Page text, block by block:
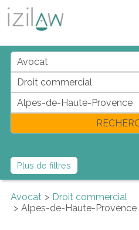
jdadi
fl
Plus de filtres
Avocat
Droit commercial
Alpes-de-Haute-Provence